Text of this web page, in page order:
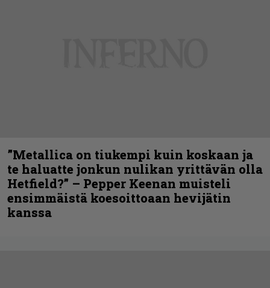
”Metallica on tiukempi kuin koskaan ja
te haluatte jonkun nulikan yrittävän olla
Hetfield?” – Pepper Keenan muisteli
ensimmäistä koesoittoaan hevijätin
kanssa